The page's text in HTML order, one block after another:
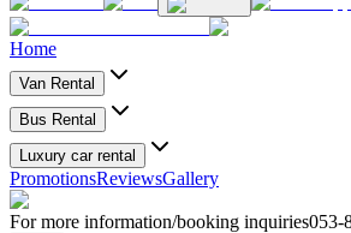
Home
Van Rental
Bus Rental
Luxury car rental
PromotionsReviewsGallery
For more information/booking inquiries053-